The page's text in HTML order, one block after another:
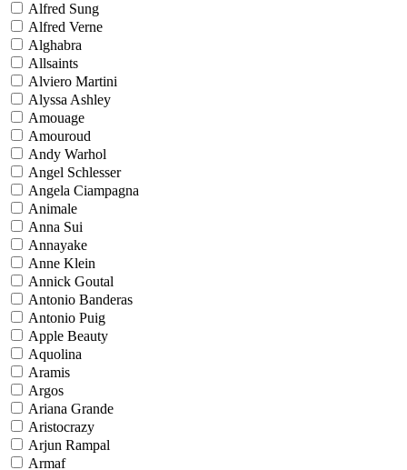
Alfred Sung
Alfred Verne
Alghabra
Allsaints
Alviero Martini
Alyssa Ashley
Amouage
Amouroud
Andy Warhol
Angel Schlesser
Angela Ciampagna
Animale
Anna Sui
Annayake
Anne Klein
Annick Goutal
Antonio Banderas
Antonio Puig
Apple Beauty
Aquolina
Aramis
Argos
Ariana Grande
Aristocrazy
Arjun Rampal
Armaf